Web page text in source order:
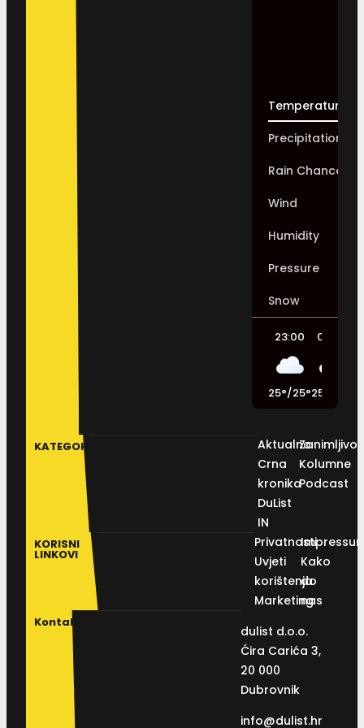
Temperature
Precipitation
Rain Chance
Wind
Humidity
Pressure
Snow
23:00
25°/25°
02:00
25
KATEGORIJE
Aktualno
Crna
kronika
DuList
IN
Kolumne
Podcast
KORISNI
LINKOVI
Privatnosti
Uvjeti
korištenja
Marketing
Kako
do
nas
Kontakt
dulist d.o.o.
Ćira Carića 3,
20 000
Dubrovnik
info@dulist.hr